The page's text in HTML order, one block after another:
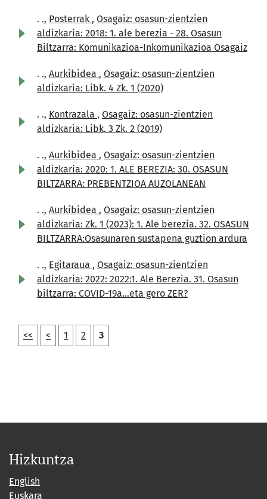
. ., Posterrak , Osagaiz: osasun-zientzien
aldizkaria: 2018: 1. ale berezia - 28. Osasun
Biltzarra: Komunikazioa-Inkomunikazioa Osagaiz
. ., Aurkibidea , Osagaiz: osasun-zientzien
aldizkaria: Libk. 4 Zk. 1 (2020)
. ., Kontrazala , Osagaiz: osasun-zientzien
aldizkaria: Libk. 3 Zk. 2 (2019)
. ., Aurkibidea , Osagaiz: osasun-zientzien
aldizkaria: 2020: 1. ALE BEREZIA: 30. OSASUN
BILTZARRA: PREBENTZIOA AUZOLANEAN
. ., Aurkibidea , Osagaiz: osasun-zientzien
aldizkaria: Zk. 1 (2023): 1. Ale berezia. 32. OSASUN
BILTZARRA:Osasunaren sustapena guztion ardura
. ., Egitaraua , Osagaiz: osasun-zientzien
aldizkaria: 2022: 2022:1. Ale Berezia. 31. Osasun
biltzarra: COVID-19a...eta gero ZER?
<< < 1 2 3
Hizkuntza
English
Euskara